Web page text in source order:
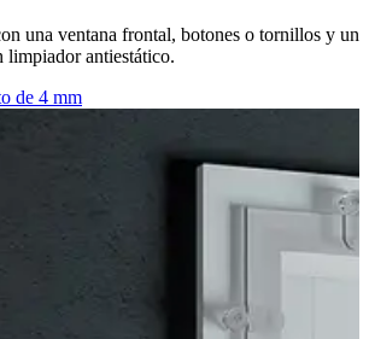
una ventana frontal, botones o tornillos y un
limpiador antiestático.
de 4 mm